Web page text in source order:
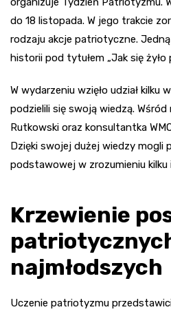
do 18 listopada. W jego trakcie
rodzaju akcje patriotyczne.
historii pod tytułem „Jak się żyło
W wydarzeniu wzięło udział kilku
podzielili się swoją wiedzą.
Rutkowski oraz konsultantka
Dzięki swojej dużej wiedzy mogli
podstawowej w zrozumieniu
Krzewienie
najmłodszych
Uczenie patriotyzmu